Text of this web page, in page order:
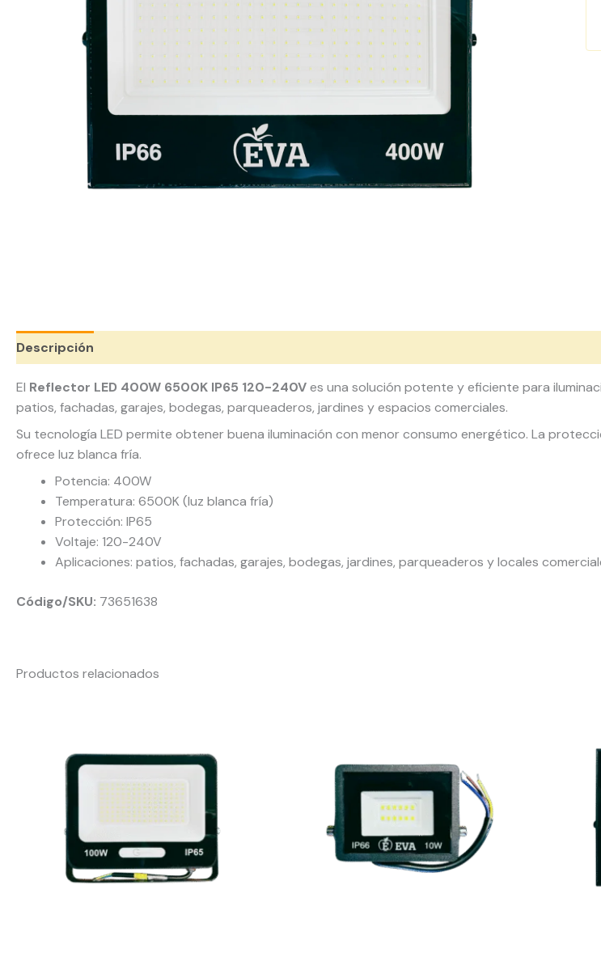
Descripción
El Reflector LED 400W 6500K IP65 120-240Ves una solución potente y eficiente para
patios, fachadas, garajes, bodegas, parqueaderos, jardines y espacios comerciales.
Su tecnología LED permite obtener buena iluminación con menor consumo energético. La
ofrece luz blanca fría.
Potencia: 400W
Temperatura: 6500K (luz blanca fría)
Protección: IP65
Voltaje: 120-240V
Aplicaciones: patios, fachadas, garajes, bodegas, jardines, parqueaderos y locales
Código/SKU: 73651638
Productos relacionados